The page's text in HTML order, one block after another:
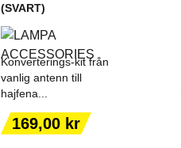
(SVART)
Konverterings-kit från
vanlig antenn till
hajfena...
Pris
169,00 kr
LÄGG TILL I